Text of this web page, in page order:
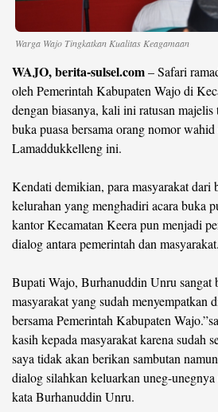
.
Right
Reserved
Warga Wajo Tingkatkan Kualitas Keagamaan
WAJO, berita-sulsel.com– Safari
oleh Pemerintah Kabupaten Wajo di
dengan biasanya, kali ini ratusan majelis
buka puasa bersama orang nomor
Lamaddukkelleng ini.
Kendati demikian, para masyarakat dari
kelurahan yang menghadiri acara buka
kantor Kecamatan Keera pun menjadi
dialog antara pemerintah dan masyarakat.
Bupati Wajo, Burhanuddin Unru sangat
masyarakat yang sudah menyempatkan
bersama Pemerintah Kabupaten
kasih kepada masyarakat karena sudah
saya tidak akan berikan sambutan
dialog silahkan keluarkan uneg-
kata Burhanuddin Unru.